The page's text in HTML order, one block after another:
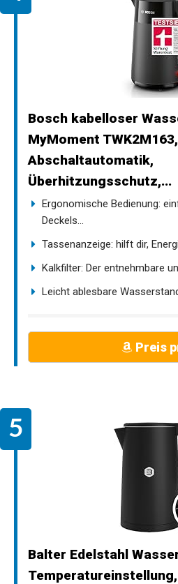
Bosch kabelloser
MyMoment TWK2M163,
Abschaltautomatik,
Überhitzungsschutz,...
Ergonomische Bedienung:
Deckels...
Tassenanzeige: hilft dir,
Kalkfilter: Der entnehmbare
Leicht ablesbare
Preis
Balter Edelstahl
Temperatureinstellung,